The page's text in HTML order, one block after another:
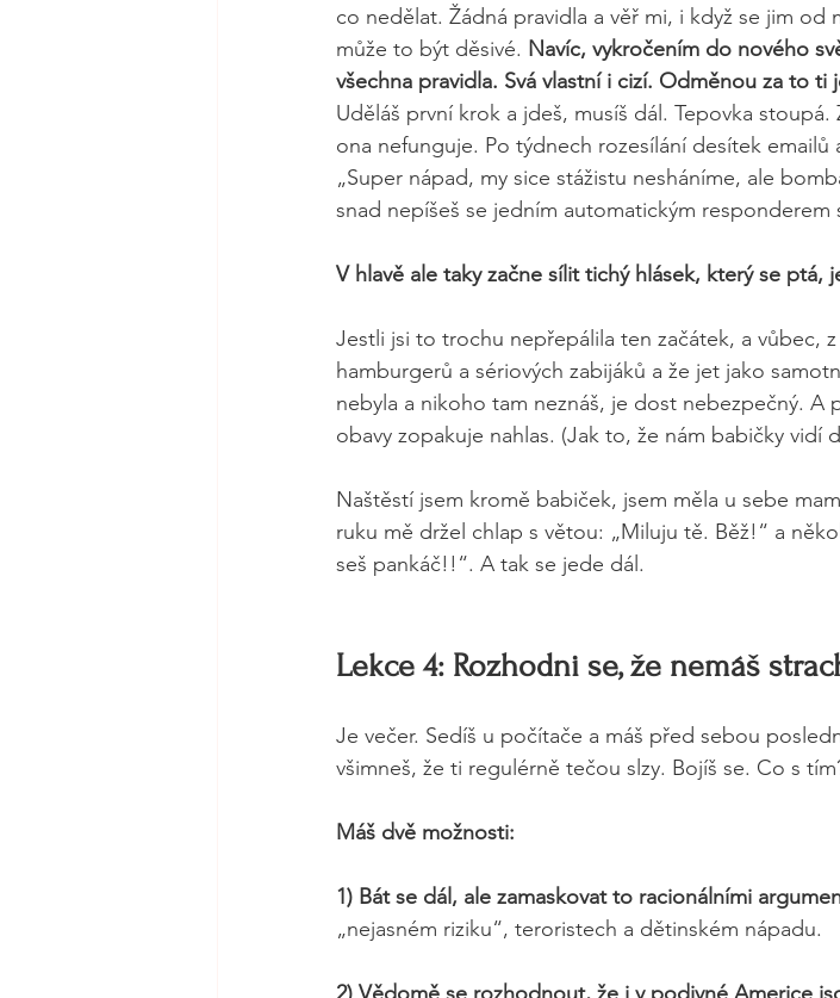
co nedělat. Žádná pravidla a věř mi, i když se jim od
může to být děsivé. Navíc, vykročením do nového
všechna pravidla. Svá vlastní i cizí. Odměnou za to ti
Uděláš první krok a jdeš, musíš dál. Tepovka
ona nefunguje. Po týdnech rozesílání desítek
„Super nápad, my sice stážistu nesháníme, ale
snad nepíšeš se jedním automatickým
V hlavě ale taky začne sílit tichý hlásek, který se ptá,
Jestli jsi to trochu nepřepálila ten začátek, a vůbec,
hamburgerů a sériových zabijáků a že jet jako
nebyla a nikoho tam neznáš, je dost nebezpečný. A
obavy zopakuje nahlas. (Jak to, že nám babičky vidí
Naštěstí jsem kromě babiček, jsem měla u sebe
ruku mě držel chlap s větou: „Miluju tě. Běž!“ a
seš pankáč!!“. A tak se jede dál.
Lekce 4: Rozhodni se, že nemáš
Je večer. Sedíš u počítače a máš před sebou
všimneš, že ti regulérně tečou slzy. Bojíš se. Co s
Máš dvě možnosti:
1) Bát se dál, ale zamaskovat to racionálními
„nejasném riziku“, teroristech a dětinském nápadu.